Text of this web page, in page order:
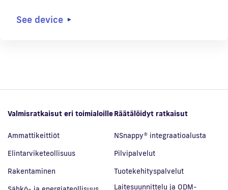
See device
Valmisratkaisut eri toimialoille
Ammattikeittiöt
Elintarviketeollisuus
Rakentaminen
Räätälöidyt ratkaisut
NSnappy® integraatioalusta
Pilvipalvelut
Tuotekehityspalvelut
Laitesuunnittelu ja ODM-